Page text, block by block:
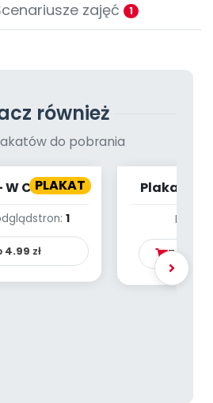
zajęć 1
również
do pobrania
PLAKAT
W CYRKU
stron: 1
4.99 zł
Plakat -
Brak